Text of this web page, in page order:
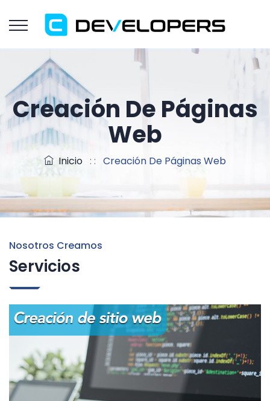
Creación De Páginas
Web
Inicio : : Creación De Páginas Web
Nosotros Creamos
Servicios